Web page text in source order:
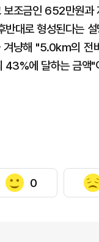
보조금인 652만원
대로 형성된다는 설
겨냥해 "5.0km의
43%에 달하는 금액"
0